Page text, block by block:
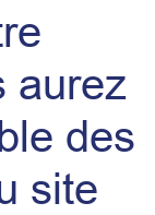
aurez
des
site